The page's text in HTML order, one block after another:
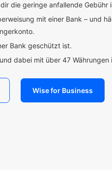
die geringe anfallende Gebühr
mit einer Bank – und
Bank geschützt ist.
dabei mit über 47
Wise for Business